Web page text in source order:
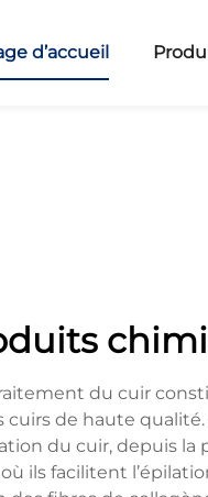
d’accueil
du cuir
de haute
du cuir, depuis
ils facilitent